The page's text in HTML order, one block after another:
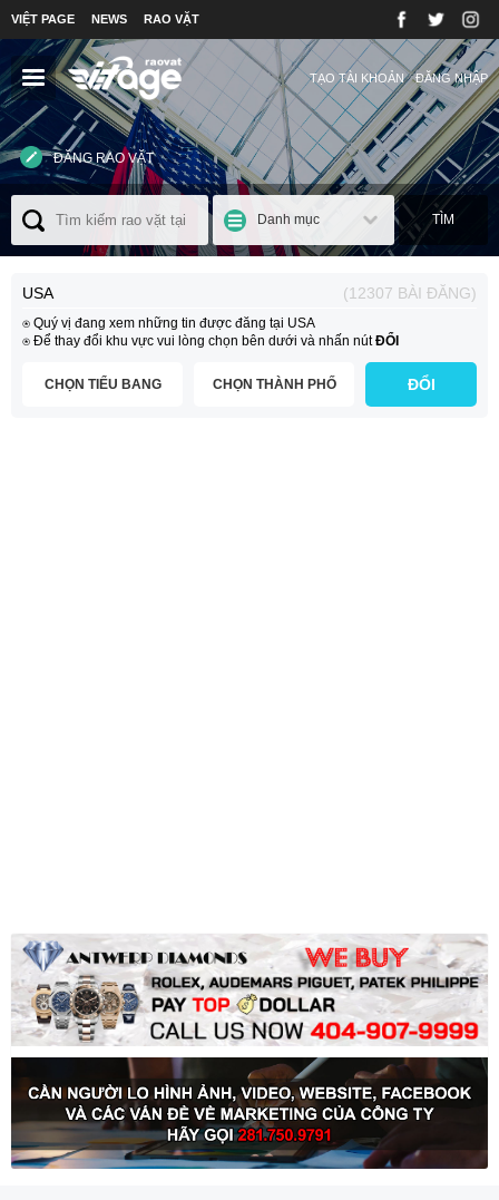
VIỆT PAGE NEWS RAO VẶT
ĐĂNG NHẬP
TẠO TÀI KHOẢN
ĐĂNG RAO VẶT
Danh mục TÌM
USA (12307 BÀI ĐĂNG)
⍟ Quý vị đang xem những tin được đăng tại USA
⍟ Để thay đổi khu vực vui lòng chọn bên dưới và nhấn nútĐỔI
CHỌN TIỂU BANG CHỌN THÀNH PHỐ ĐỔI